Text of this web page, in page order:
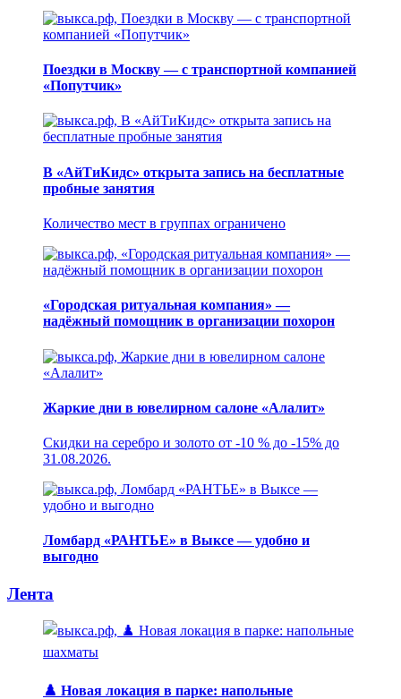
Поездки в Москву — с транспортной компанией
«Попутчик»
В «АйТиКидс» открыта запись на бесплатные
пробные занятия
Количество мест в группах ограничено
«Городская ритуальная компания» —
надёжный помощник в организации похорон
Жаркие дни в ювелирном салоне «Алалит»
Скидки на серебро и золото от -10 % до -15% до
31.08.2026.
Ломбард «РАНТЬЕ» в Выксе — удобно и
выгодно
Лента
♟️ Новая локация в парке: напольные